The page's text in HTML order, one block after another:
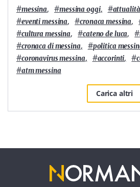
#messina, #messina oggi, #attualità
#eventi messina, #cronaca messina,
#cultura messina, #cateno de luca, #
#cronaca di messina, #politica
#coronavirus messina, #accorinti, #
#atm messina
Carica altri